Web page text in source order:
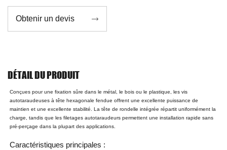
Obtenir un devis 
DÉTAIL DU PRODUIT
Conçues pour une fixation sûre dans le métal, le bois ou le plastique, les vis
autotaraudeuses à tête hexagonale fendue offrent une excellente puissance de
maintien et une excellente stabilité. La tête de rondelle intégrée répartit uniformément la
charge, tandis que les filetages autotaraudeurs permettent une installation rapide sans
pré-perçage dans la plupart des applications.
Caractéristiques principales :